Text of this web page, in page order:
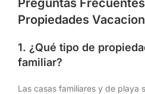
Preguntas
Propiedades
1. ¿Qué tipo de
familiar?
Las casas familiares y de playa